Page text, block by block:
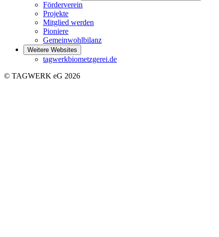
Förderverein
Projekte
Mitglied werden
Pioniere
Gemeinwohlbilanz
Weitere Websites
tagwerkbiometzgerei.de
© TAGWERK eG 2026